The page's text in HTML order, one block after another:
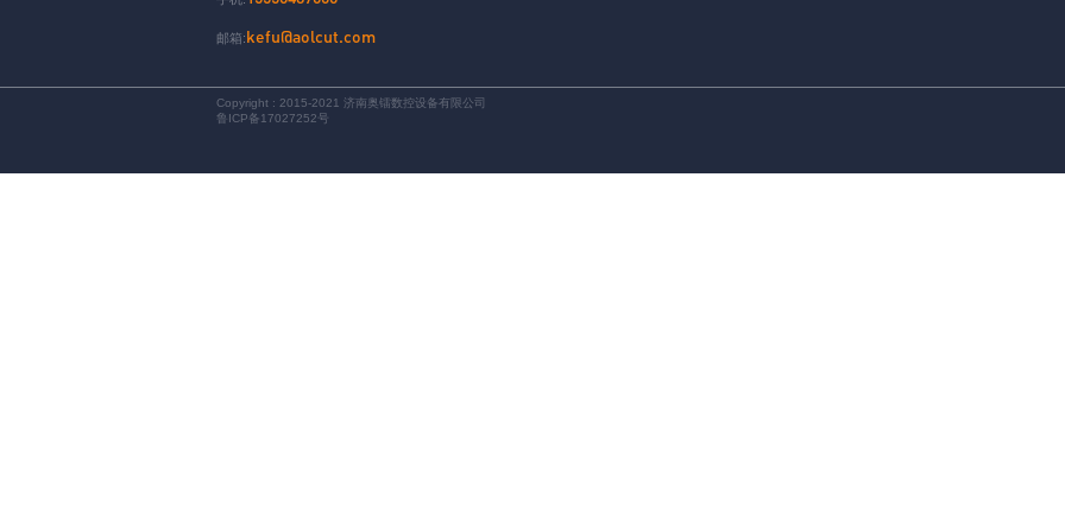
邮箱:kefu@aolcut.com
Copyright : 2015-2021 济南奥镭数控设备有限公司
鲁ICP备17027252号